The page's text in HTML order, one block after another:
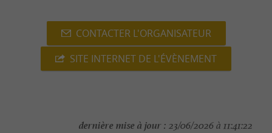
CONTACTER L'ORGANISATEUR
SITE INTERNET DE L'ÉVÈNEMENT
dernière mise à jour : 23/06/2026 à 11:41:22